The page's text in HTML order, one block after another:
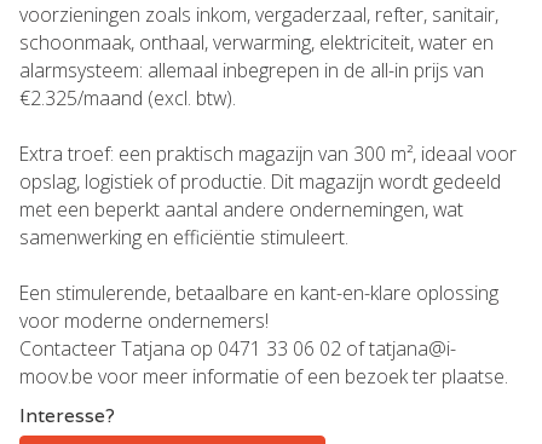
voorzieningen zoals inkom, vergaderzaal, refter, sanitair,
schoonmaak, onthaal, verwarming, elektriciteit, water en
alarmsysteem: allemaal inbegrepen in de all-in prijs van
€2.325/maand (excl. btw).
Extra troef: een praktisch magazijn van 300 m², ideaal voor
opslag, logistiek of productie. Dit magazijn wordt gedeeld
met een beperkt aantal andere ondernemingen, wat
samenwerking en efficiëntie stimuleert.
Een stimulerende, betaalbare en kant-en-klare oplossing
voor moderne ondernemers!
Contacteer Tatjana op 0471 33 06 02 of tatjana@i-
moov.be voor meer informatie of een bezoek ter plaatse.
Interesse?